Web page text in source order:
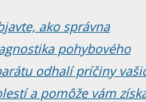
ako správna
pohybového
odhalí príčiny
a pomôže vám